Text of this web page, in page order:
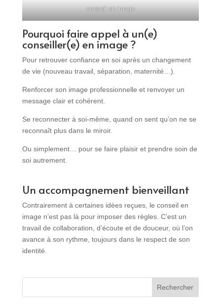
conseil en image
Pourquoi faire appel à un(e)
conseiller(e) en image ?
Pour retrouver confiance en soi après un changement
de vie (nouveau travail, séparation, maternité…).
Renforcer son image professionnelle et renvoyer un
message clair et cohérent.
Se reconnecter à soi-même, quand on sent qu’on ne se
reconnaît plus dans le miroir.
Ou simplement… pour se faire plaisir et prendre soin de
soi autrement.
Un accompagnement bienveillant
Contrairement à certaines idées reçues, le conseil en
image n’est pas là pour imposer des règles. C’est un
travail de collaboration, d’écoute et de douceur, où l’on
avance à son rythme, toujours dans le respect de son
identité.
Rechercher